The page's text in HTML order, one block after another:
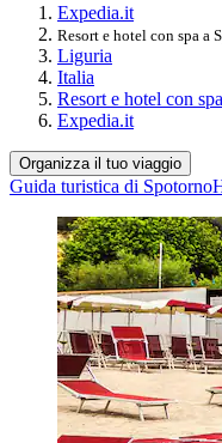
Expedia.it
Resort e hotel con spa a
Liguria
Italia
Resort e hotel con spa
Expedia.it
Organizza il tuo viaggio
Guida turistica di Spotorno